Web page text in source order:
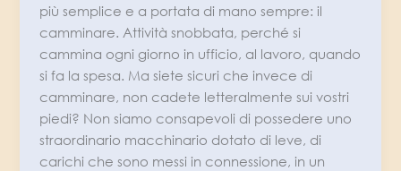
più semplice e a portata di mano sempre: il
camminare. Attività snobbata, perché si
cammina ogni giorno in ufficio, al lavoro, quando
si fa la spesa. Ma siete sicuri che invece di
camminare, non cadete letteralmente sui vostri
piedi? Non siamo consapevoli di possedere uno
straordinario macchinario dotato di leve, di
carichi che sono messi in connessione, in un